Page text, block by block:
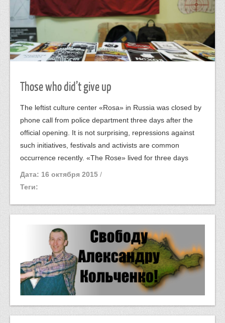
Those who did’t give up
The leftist culture center «Rosa» in Russia was closed by
phone call from police department three days after the
official opening. It is not surprising, repressions against
such initiatives, festivals and activists are common
occurrence recently. «The Rose» lived for three days
Дата: 16 октября 2015 /
Теги: